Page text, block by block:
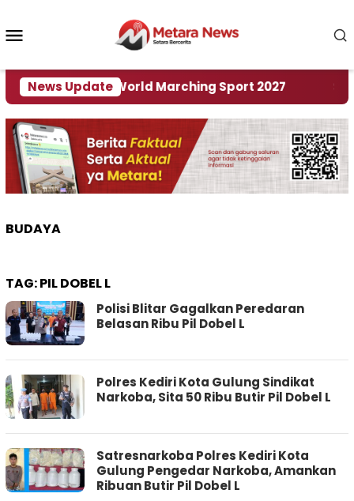
konten
News Update
Rumah World Marching Sport 2027 ‎Soal
BUDAYA
TAG:PIL DOBEL L
Polisi Blitar Gagalkan Peredaran
Belasan Ribu Pil Dobel L
Polres Kediri Kota Gulung Sindikat
Narkoba, Sita 50 Ribu Butir Pil Dobel L
Satresnarkoba Polres Kediri Kota
Gulung Pengedar Narkoba, Amankan
Ribuan Butir Pil Dobel L